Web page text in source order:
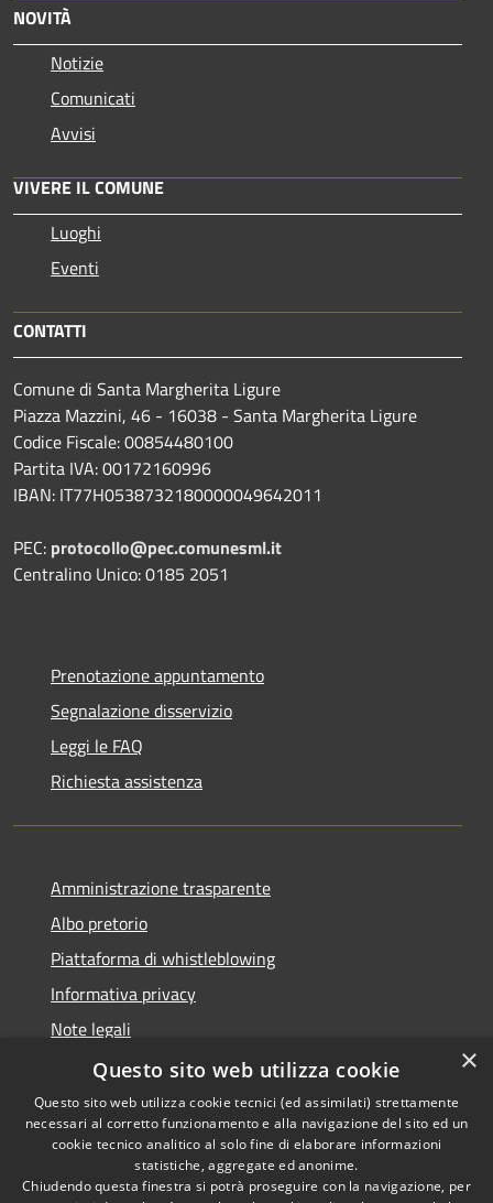
NOVITÀ
Notizie
Comunicati
Avvisi
VIVERE IL COMUNE
Luoghi
Eventi
CONTATTI
Comune di Santa Margherita Ligure
Piazza Mazzini, 46 - 16038 - Santa Margherita Ligure
Codice Fiscale: 00854480100
Partita IVA: 00172160996
IBAN: IT77H0538732180000049642011
PEC: protocollo@pec.comunesml.it
Centralino Unico: 0185 2051
Prenotazione appuntamento
Segnalazione disservizio
Leggi le FAQ
Richiesta assistenza
Amministrazione trasparente
Albo pretorio
Piattaforma di whistleblowing
Informativa privacy
Note legali
Dichiarazione di accessibilità
RSS
© 2022 • Comune di Santa
×
Questo sito web utilizza cookie
Questo sito web utilizza cookie tecnici (ed assimilati) strettamente
necessari al corretto funzionamento e alla navigazione del sito ed un
cookie tecnico analitico al solo fine di elaborare informazioni
statistiche, aggregate ed anonime.
Chiudendo questa finestra si potrà proseguire con la navigazione, per